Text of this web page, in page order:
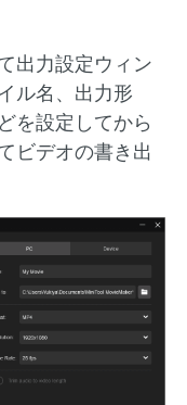
出力設定ウィン
ル名、出力形
を設定してから
ビデオの書き出